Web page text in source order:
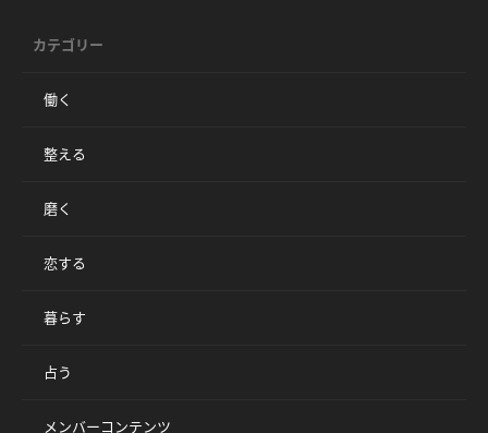
カテゴリー
働く
整える
磨く
恋する
暮らす
占う
メンバーコンテンツ